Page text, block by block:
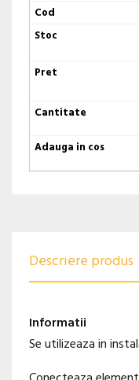
Descriere produs
Informatii
Se utilizeaza in